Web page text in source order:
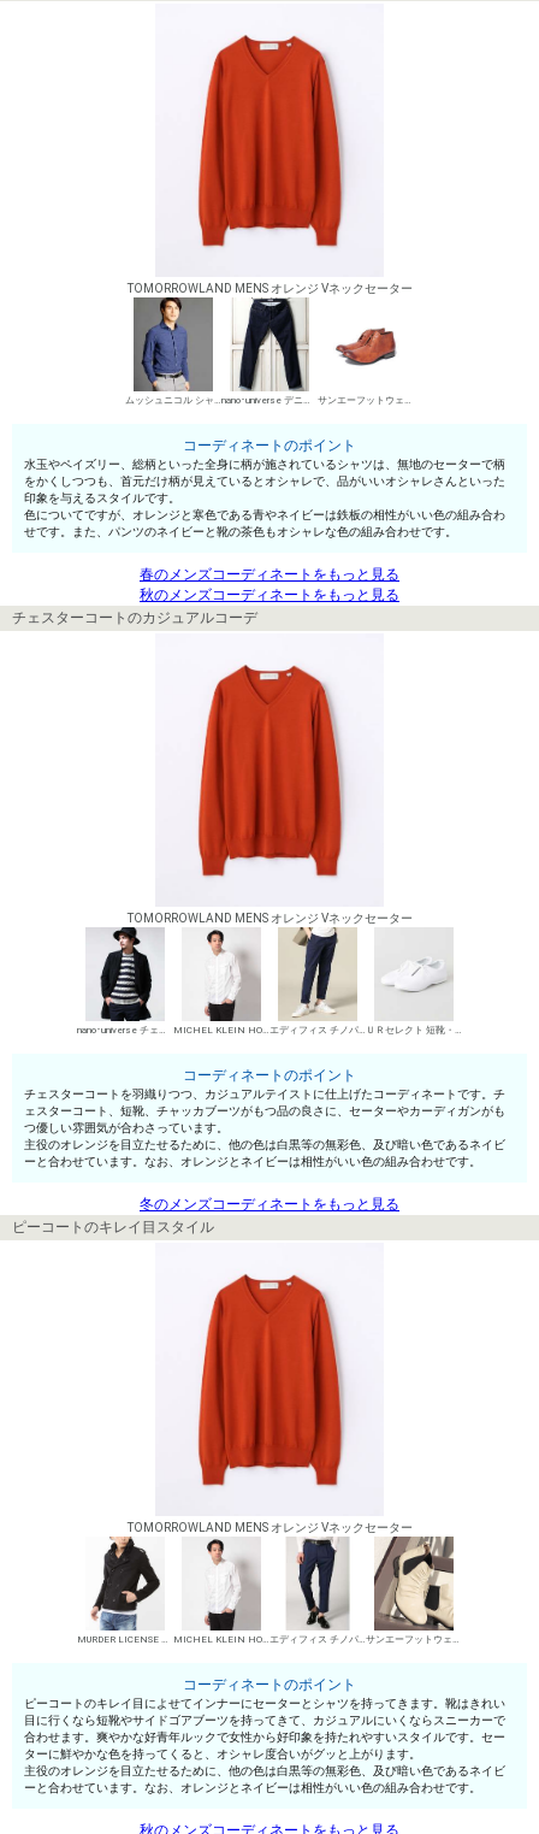
TOMORROWLAND MENS オレンジ Vネックセーター
ムッシュニコル シャツ nano･universe デニムパンツ・ジーンズ サンエーフットウェア 短靴・レザーシューズ
コーディネートのポイント
水玉やペイズリー、総柄といった全身に柄が施されているシャツは、無地のセーターで柄
をかくしつつも、首元だけ柄が見えているとオシャレで、品がいいオシャレさんといった
印象を与えるスタイルです。
色についてですが、オレンジと寒色である青やネイビーは鉄板の相性がいい色の組み合わ
せです。また、パンツのネイビーと靴の茶色もオシャレな色の組み合わせです。
春のメンズコーディネートをもっと見る
秋のメンズコーディネートをもっと見る
チェスターコートのカジュアルコーデ
TOMORROWLAND MENS オレンジ Vネックセーター
nano･universe チェスターコート MICHEL KLEIN HOMME シャツ エディフィス チノパン・綿パン ＵＲセレクト 短靴・レザーシューズ
コーディネートのポイント
チェスターコートを羽織りつつ、カジュアルテイストに仕上げたコーディネートです。チ
ェスターコート、短靴、チャッカブーツがもつ品の良さに、セーターやカーディガンがも
つ優しい雰囲気が合わさっています。
主役のオレンジを目立たせるために、他の色は白黒等の無彩色、及び暗い色であるネイビ
ーと合わせています。なお、オレンジとネイビーは相性がいい色の組み合わせです。
冬のメンズコーディネートをもっと見る
ピーコートのキレイ目スタイル
TOMORROWLAND MENS オレンジ Vネックセーター
MURDER LICENSE ピーコート MICHEL KLEIN HOMME シャツ エディフィス チノパン・綿パン サンエーフットウェア サイドゴアブーツ
コーディネートのポイント
ピーコートのキレイ目によせてインナーにセーターとシャツを持ってきます。靴はきれい
目に行くなら短靴やサイドゴアブーツを持ってきて、カジュアルにいくならスニーカーで
合わせます。爽やかな好青年ルックで女性から好印象を持たれやすいスタイルです。セー
ターに鮮やかな色を持ってくると、オシャレ度合いがグッと上がります。
主役のオレンジを目立たせるために、他の色は白黒等の無彩色、及び暗い色であるネイビ
ーと合わせています。なお、オレンジとネイビーは相性がいい色の組み合わせです。
秋のメンズコーディネートをもっと見る